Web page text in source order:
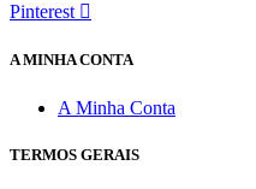
Pinterest
A MINHA CONTA
A Minha Conta
TERMOS GERAIS